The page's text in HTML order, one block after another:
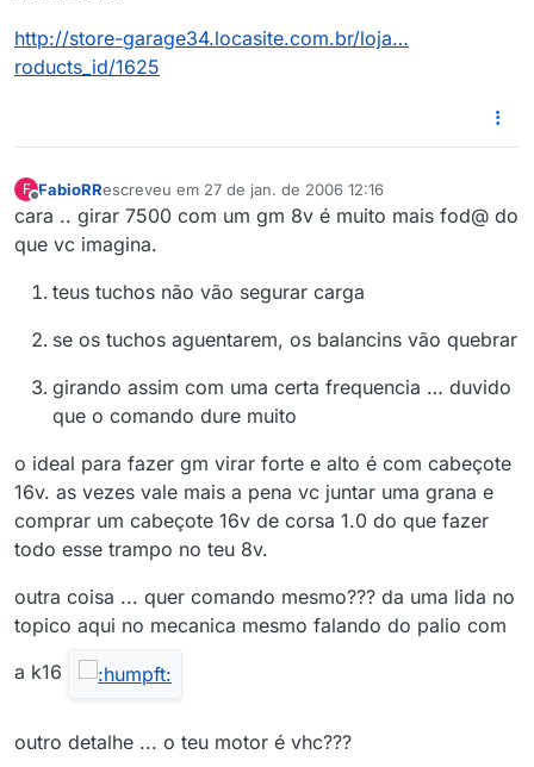
http://store-garage34.locasite.com.br/loja…
roducts_id/1625
F FabioRRescreveu em 27 de jan. de 2006 12:16
última edição por
cara .. girar 7500 com um gm 8v é muito mais fod@ do
que vc imagina.
teus tuchos não vão segurar carga
se os tuchos aguentarem, os balancins vão quebrar
girando assim com uma certa frequencia … duvido
que o comando dure muito
o ideal para fazer gm virar forte e alto é com cabeçote
16v. as vezes vale mais a pena vc juntar uma grana e
comprar um cabeçote 16v de corsa 1.0 do que fazer
todo esse trampo no teu 8v.
outra coisa ... quer comando mesmo??? da uma lida no
topico aqui no mecanica mesmo falando do palio com
a k16
outro detalhe ... o teu motor é vhc???